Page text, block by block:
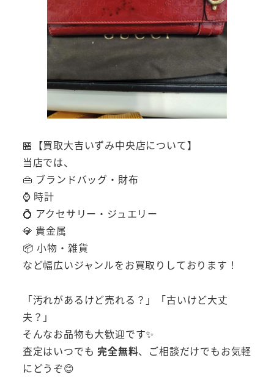
🏪【買取大吉いずみ中央店について】
当店では、
👜 ブランドバッグ・財布
⌚ 時計
💍 アクセサリー・ジュエリー
💎 貴金属
📦 小物・雑貨
など幅広いジャンルをお買取りしております！
「汚れがあるけど売れる？」「古いけど大丈
夫？」
そんなお品物も大歓迎です✨
査定はいつでも完全無料、ご相談だけでもお気軽
にどうぞ😊